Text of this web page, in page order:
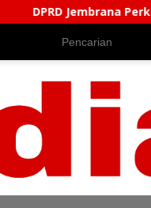
Produk Hukum